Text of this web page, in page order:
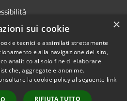
Copyright © 2026 • Comune di
Venegono Superiore • Powered
byMunicipium•Accesso
redazione
×
sui cookie
tecnici e assimilati strettamente
e alla navigazione del sito,
analitico al solo fine di elaborare
aggregate e anonime.
la cookie policy al seguente link
RIFIUTA TUTTO